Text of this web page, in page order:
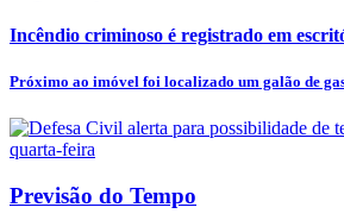
Incêndio criminoso é registrado em
Próximo ao imóvel foi localizado um galão de
Previsão do Tempo